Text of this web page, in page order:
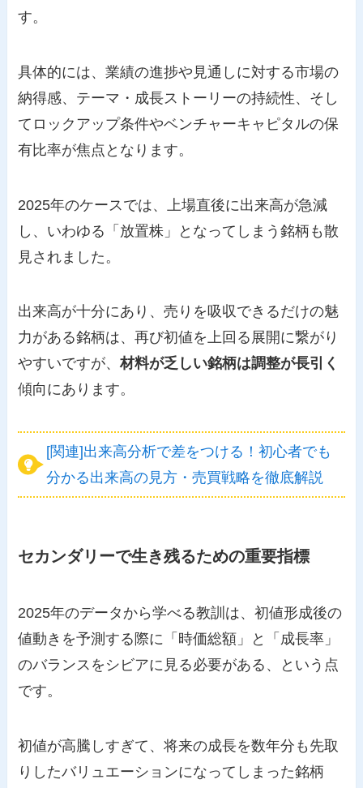
す。
具体的には、業績の進捗や見通しに対する市場の
納得感、テーマ・成長ストーリーの持続性、そし
てロックアップ条件やベンチャーキャピタルの保
有比率が焦点となります。
2025年のケースでは、上場直後に出来高が急減
し、いわゆる「放置株」となってしまう銘柄も散
見されました。
出来高が十分にあり、売りを吸収できるだけの魅
力がある銘柄は、再び初値を上回る展開に繋がり
やすいですが、材料が乏しい銘柄は調整が長引く
傾向にあります。
[関連]出来高分析で差をつける！初心者でも
分かる出来高の見方・売買戦略を徹底解説
セカンダリーで生き残るための重要指標
2025年のデータから学べる教訓は、初値形成後の
値動きを予測する際に「時価総額」と「成長率」
のバランスをシビアに見る必要がある、という点
です。
初値が高騰しすぎて、将来の成長を数年分も先取
りしたバリュエーションになってしまった銘柄